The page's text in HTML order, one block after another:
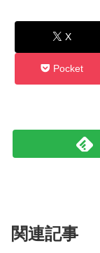
e
o
o
er
X
Pocket
関連記事